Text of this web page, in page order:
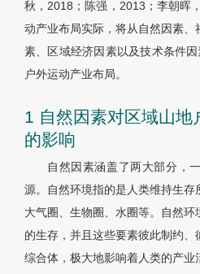
秋，2018；陈强，2013；李朝晖
动产业布局实际，将从自然因素、
素、区域经济因素以及技术条件
户外运动产业布局。
1 自然因素对区域山地
的影响
自然因素涵盖了两大部分，
源。自然环境指的是人类维持生存
大气圈、生物圈、水圈等。自然
的生存，并且这些要素彼此制约
综合体，极大地影响着人类的产